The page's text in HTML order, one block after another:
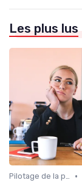
Les plus lus
Pilotage de la performance globale •